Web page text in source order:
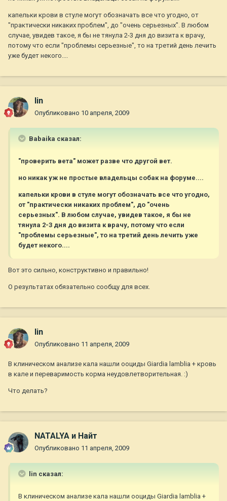
капельки крови в стуле могут обозначать все что угодно, от
"практически никаких проблем", до "очень серьезных". В любом
случае, увидев такое, я бы не тянула 2-3 дня до визита к врачу,
потому что если "проблемы серьезные", то на третий день лечить
уже будет некого....
lin
Опубликовано 10 апреля, 2009
Babaika сказал:
"проверить вета" может разве что другой вет.
но никак уж не простые владельцы собак на форуме....
капельки крови в стуле могут обозначать все что угодно,
от "практически никаких проблем", до "очень
серьезных". В любом случае, увидев такое, я бы не
тянула 2-3 дня до визита к врачу, потому что если
"проблемы серьезные", то на третий день лечить уже
будет некого....
Вот это сильно, конструктивно и правильно!
О результатах обязательно сообщу для всех.
lin
Опубликовано 11 апреля, 2009
В клиническом анализе кала нашли ооциды Giardia lamblia + кровь
в кале и переваримость корма неудовлетворительная. :)
Что делать?
NATALYA и Найт
Опубликовано 11 апреля, 2009
lin сказал:
В клиническом анализе кала нашли ооциды Giardia lamblia +